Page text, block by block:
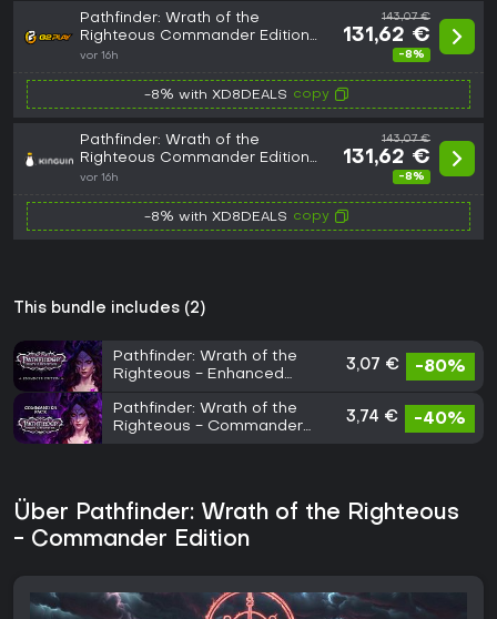
Pathfinder: Wrath of the
Righteous Commander Edition
Steam CD Key
vor 16h
143,07 €
131,62 €
-8%
-8% with XD8DEALS copy
Pathfinder: Wrath of the
Righteous Commander Edition
Steam CD Key
vor 16h
143,07 €
131,62 €
-8%
-8% with XD8DEALS copy
This bundle includes (2)
Pathfinder: Wrath of the
Righteous - Enhanced
3,07 € -80%
Pathfinder: Wrath of the
Righteous - Commander
3,74 € -40%
Über Pathfinder: Wrath of the Righteous
- Commander Edition